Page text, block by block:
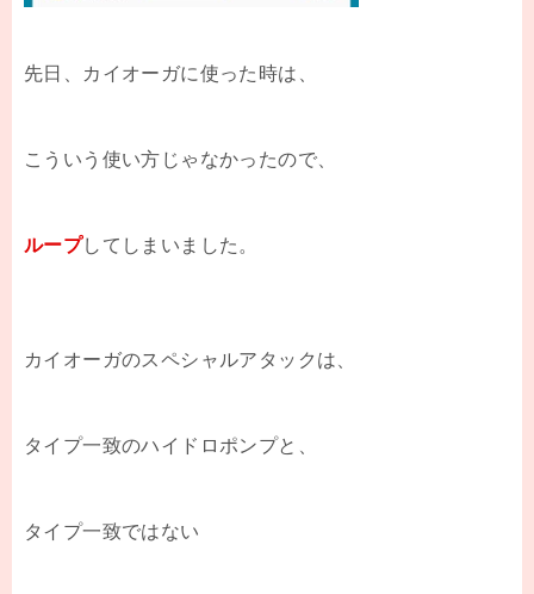
先日、カイオーガに使った時は、
こういう使い方じゃなかったので、
ループしてしまいました。
カイオーガのスペシャルアタックは、
タイプ一致のハイドロポンプと、
タイプ一致ではない